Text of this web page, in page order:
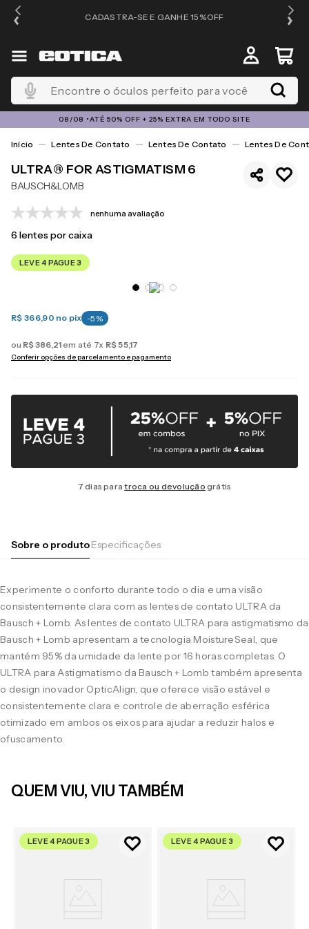
CADASTRA-SE E GANHE 15%OFF
Encontre o óculos perfeito para você
08/08 •ATÉ 50% OFF + 25% EXTRA EM TODO SITE
Lentes De Contato Lentes De Contato Lentes De
ULTRA® FOR ASTIGMATISM 6
BAUSCH&LOMB
nenhuma avaliação
6 lentes por caixa
LEVE 4 PAGUE 3
R$ 366,90 no pix -5 %
ou R$386,21 em até 7x R$55,17
Conferir opções de parcelamento e pagamento
7 dias paratroca ou devolução grátis
Sobre o produtoEspecificações
Experimente o conforto durante todo o dia e uma visão
consistentemente clara com as lentes de contato ULTRA da
Bausch + Lomb. As lentes de contato ULTRA para astigmatismo da
Bausch + Lomb apresentam a tecnologia MoistureSeal, que
mantém 95% da umidade da lente por 16 horas completas. O
ULTRA para Astigmatismo da Bausch + Lomb também apresenta
o design inovador OpticAlign, que oferece visão estável e
consistentemente clara e controle de aberração esférica
otimizado em ambos os eixos para ajudar a reduzir halos e
ofuscamento.
QUEM VIU, VIU TAMBÉM
LEVE 4 PAGUE 3 LEVE 4 PAGUE 3